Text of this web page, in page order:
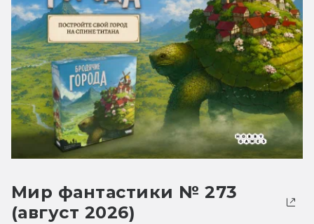
Мир фантастики № 273
(август 2026)